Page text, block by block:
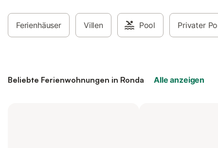
Ferienhäuser Villen Pool Privater
Beliebte Ferienwohnungen in Ronda Alle anzeigen